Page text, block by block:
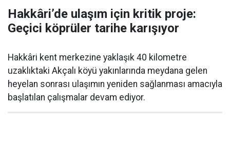
Hakkâri’de ulaşım için kritik proje:
Geçici köprüler tarihe karışıyor
Hakkâri kent merkezine yaklaşık 40 kilometre
uzaklıktaki Akçalı köyü yakınlarında meydana gelen
heyelan sonrası ulaşımın yeniden sağlanması amacıyla
başlatılan çalışmalar devam ediyor.